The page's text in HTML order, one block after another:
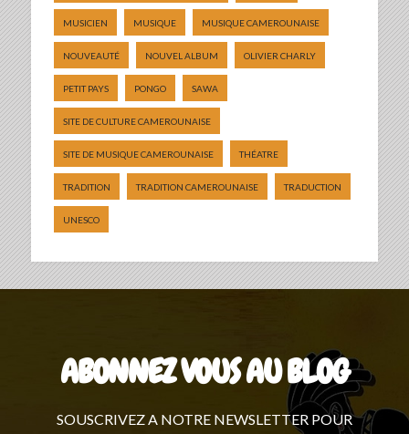
MUSICIEN MUSIQUE MUSIQUE CAMEROUNAISE
NOUVEAUTÉ NOUVEL ALBUM OLIVIER CHARLY
PETIT PAYS PONGO SAWA
SITE DE CULTURE CAMEROUNAISE
SITE DE MUSIQUE CAMEROUNAISE THÉATRE
TRADITION TRADITION CAMEROUNAISE TRADUCTION
UNESCO
ABONNEZ VOUS AU BLOG
SOUSCRIVEZ A NOTRE NEWSLETTER POUR